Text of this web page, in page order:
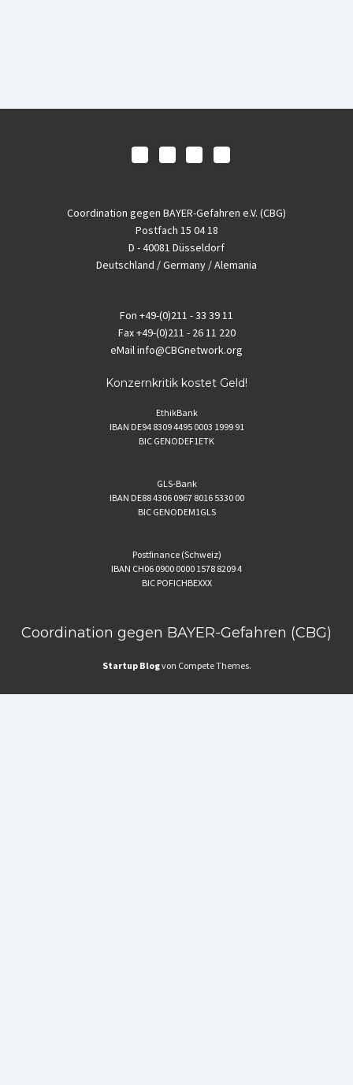
Coordination gegen BAYER-Gefahren e.V. (CBG)
Postfach 15 04 18
D - 40081 Düsseldorf
Deutschland / Germany / Alemania
Fon +49-(0)211 - 33 39 11
Fax+49-(0)211 - 26 11 220
eMailinfo@CBGnetwork.org
Konzernkritik kostet Geld!
EthikBank
IBAN DE94 8309 4495 0003 1999 91
BIC GENODEF1ETK
GLS-Bank
IBAN DE88 4306 0967 8016 5330 00
BIC GENODEM1GLS
Postfinance (Schweiz)
IBAN CH06 0900 0000 1578 8209 4
BIC POFICHBEXXX
Coordination gegen BAYER-Gefahren (CBG)
Startup Blogvon Compete Themes.